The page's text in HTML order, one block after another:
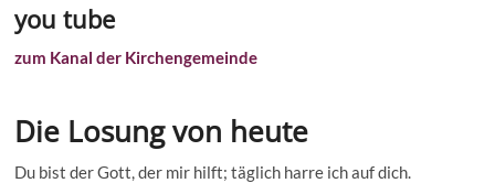
you tube
zum Kanal der Kirchengemeinde
Die Losung von heute
Du bist der Gott, der mir hilft; täglich harre ich auf dich.